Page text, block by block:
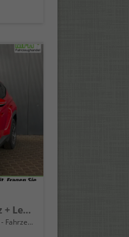
NX4 Pure 1.6 T-GDI 2WD 48V / Sitz + Lenkradheiz. LED Tempomat Alu 17"
Fahrzeug mit Tageszulassung